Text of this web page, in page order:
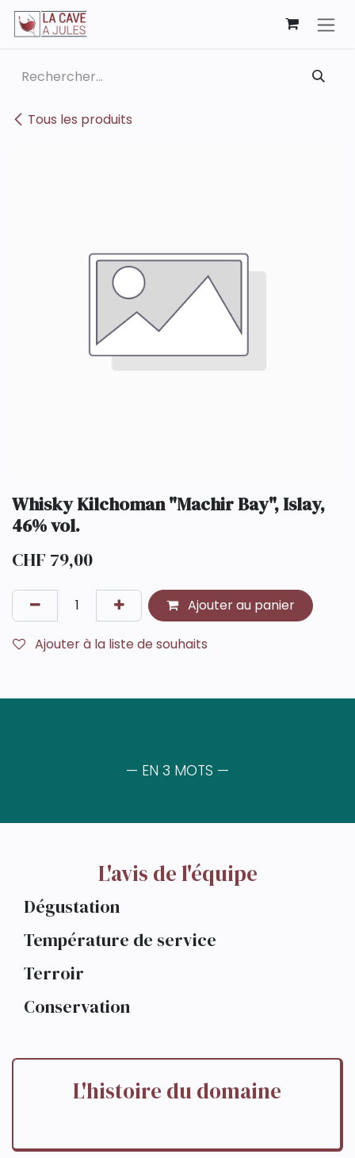
Se rendre au contenu
Tous les produits
Whisky Kilchoman "Machir Bay", Islay,
46% vol.
CHF 79,00
Ajouter au panier
Ajouter à la liste de souhaits
— EN 3 MOTS —
L'avis de l'équipe
Dégustation
Température de service
Terroir
Conservation
L'histoire du domaine